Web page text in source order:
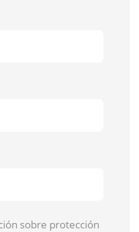
sobre protección